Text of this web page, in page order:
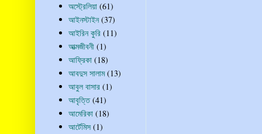
অস্ট্রেলিয়া (61)
আইনস্টাইন (37)
আইরিন কুরি (11)
আত্মজীবনী (1)
আফ্রিকা (18)
আবদুস সালাম (13)
আবুল বাসার (1)
আবৃত্তি (41)
আমেরিকা (18)
আর্টেমিস (1)